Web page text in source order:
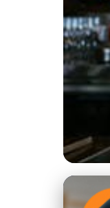
rizar.cz